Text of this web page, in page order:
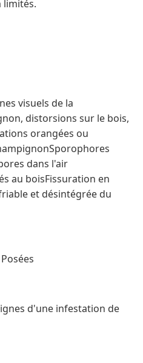
limités.
visuels de la
distorsions sur le bois,
orangées ou
dans l'air
au boisFissuration en
et désintégrée du
d'une infestation de